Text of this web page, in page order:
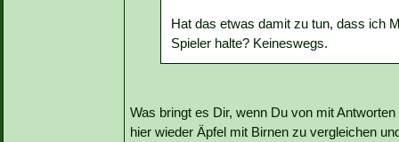
Hat das etwas damit zu tun, dass ich
Spieler halte? Keineswegs.
Was bringt es Dir, wenn Du von mit
hier wieder Äpfel mit Birnen zu vergleichen